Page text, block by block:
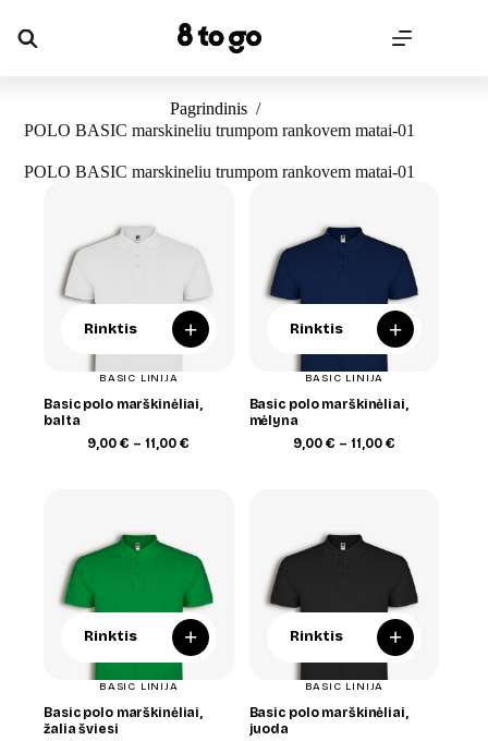
content
Pagrindinis /
POLO BASIC marskineliu trumpom rankovem matai-01
POLO BASIC marskineliu trumpom rankovem matai-01
Rinktis +
BASIC LINIJA
Basic polo marškinėliai,
balta
9,00€ – 11,00€
Rinktis +
BASIC LINIJA
Basic polo marškinėliai,
mėlyna
9,00 € – 11,00 €Price
Rinktis +
BASIC LINIJA
Basic polo marškinėliai,
žalia šviesi
Rinktis +
BASIC LINIJA
Basic polo marškinėliai,
juoda